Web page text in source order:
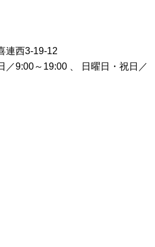
連西3-19-12
／9:00～19:00 、 日曜日・祝日／